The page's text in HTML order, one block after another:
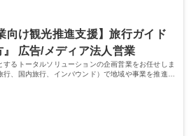
ャリアと向き合っていただき、会社として
大
向け観光推進支援】旅行ガイド
広告/メディア法人営業
するトータルソリューションの企画営業をお任せしま
、国内旅行、インバウンド）で地域や事業を推進し